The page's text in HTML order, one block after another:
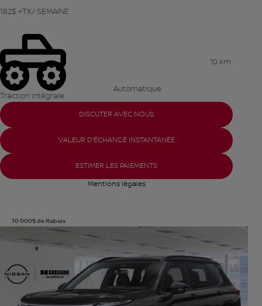
182$ +TX/ SEMAINE
Traction intégrale
Automatique
10 km
DISCUTER AVEC NOUS
VALEUR D'ÉCHANGE INSTANTANÉE
ESTIMER LES PAIEMENTS
Mentions légales
10 000$de Rabais
Afficher 8 images en plus